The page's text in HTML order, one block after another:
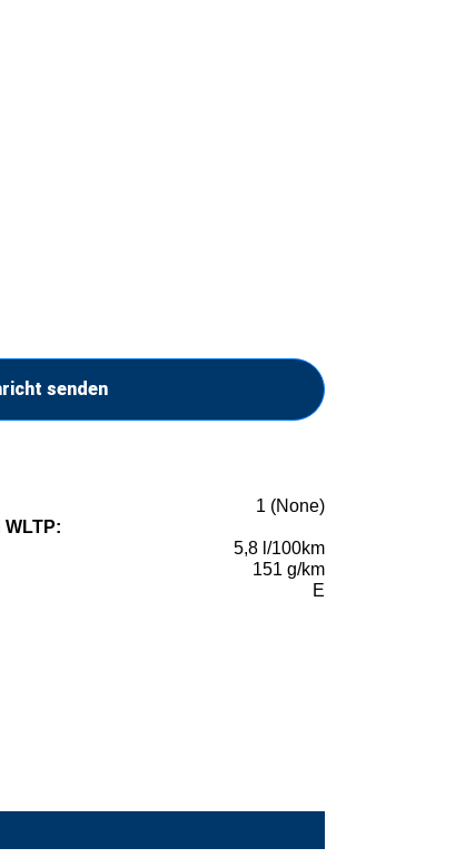
senden
1 (None)
5,8 l/100km
151 g/km
E